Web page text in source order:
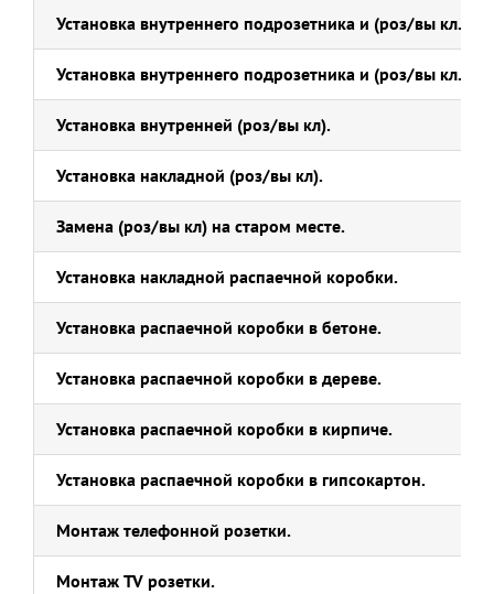
Установка внутреннего подрозетника и (роз/вы кл.) в
Установка внутреннего подрозетника и (роз/вы кл.) в
Установка внутренней (роз/вы кл).
Установка накладной (роз/вы кл).
Замена (роз/вы кл) на старом месте.
Установка накладной распаечной коробки.
Установка распаечной коробки в бетоне.
Установка распаечной коробки в дереве.
Установка распаечной коробки в кирпиче.
Установка распаечной коробки в гипсокартон.
Монтаж телефонной розетки.
Монтаж TV розетки.